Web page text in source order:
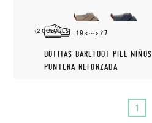
(2 COLORES) 19 27
BOTITAS BAREFOOT PIEL NIÑOS
PUNTERA REFORZADA
1